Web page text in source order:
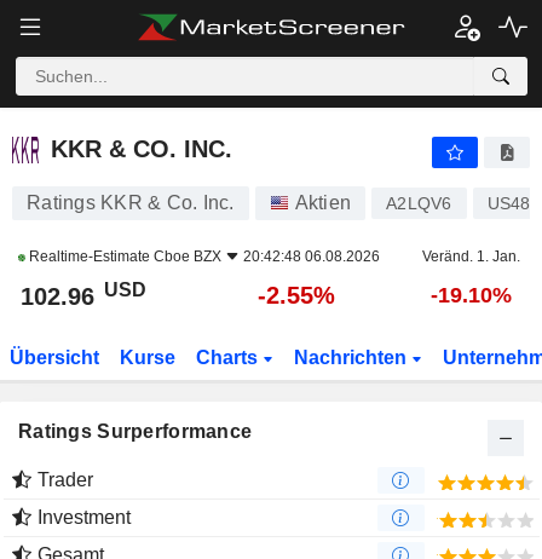
KKR & CO. INC.
KKR & CO. INC.
Ratings KKR & Co. Inc. Aktien A2LQV6
Realtime-Estimate Cboe BZX 20:42:48 06.08.2026 Veränd. 1. Jan.
102.96 USD -2.55% -19.10%
Übersicht Kurse Charts Nachrichten
Ratings Surperformance
Trader
Investment
Gesamt